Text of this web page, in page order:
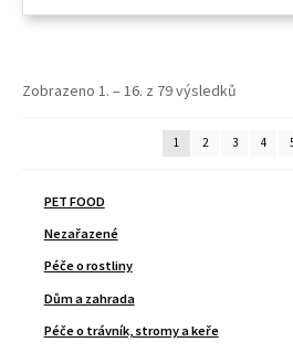
Zobrazeno 1. – 16. z 79 výsledků
1 2 3 4
PET FOOD
Nezařazené
Péče o rostliny
Dům a zahrada
Péče o trávník, stromy a keře